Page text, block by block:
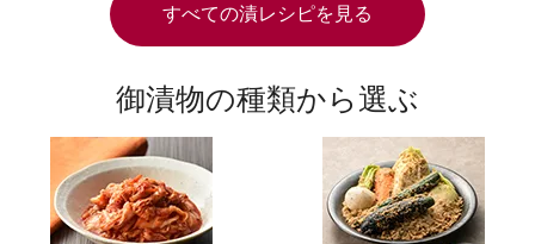
すべての漬レシピを見る
御漬物の種類から選ぶ